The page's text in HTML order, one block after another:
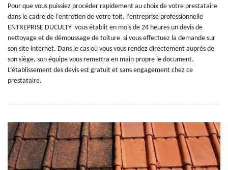
Pour que vous puissiez procéder rapidement au choix de votre prestataire
dans le cadre de l’entretien de votre toit, l’entreprise professionnelle
ENTREPRISE DUCULTY vous établit en mois de 24 heures un devis de
nettoyage et de démoussage de toiture si vous effectuez la demande sur
son site internet. Dans le cas où vous vous rendez directement auprès de
son siège, son équipe vous remettra en main propre le document.
L’établissement des devis est gratuit et sans engagement chez ce
prestataire.